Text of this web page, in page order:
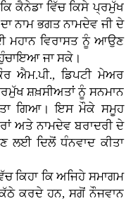
ਕੈਨੇਡਾ ਵਿੱਚ ਕਿਸੇ ਪ੍ਰਮੁੱਖ
ਨਾਮ ਭਗਤ ਨਾਮਦੇਵ ਜੀ ਦੇ
ਮਹਾਨ ਵਿਰਾਸਤ ਨੂੰ ਆਉਣ
ਜਾ ਸਕੇ।
ਐਮ.ਪੀ., ਡਿਪਟੀ ਮੇਅਰ
ਸ਼ਖ਼ਸੀਅਤਾਂ ਨੂੰ ਸਨਮਾਨ
ਗਿਆ। ਇਸ ਮੌਕੇ ਸਮੂਹ
ਅਤੇ ਨਾਮਦੇਵ ਬਰਾਦਰੀ ਦੇ
ਲਈ ਦਿਲੋਂ ਧੰਨਵਾਦ ਕੀਤਾ
ਕਿਹਾ ਕਿ ਅਜਿਹੇ ਸਮਾਗਮ
ਕਰਦੇ ਹਨ, ਸਗੋਂ ਨੌਜਵਾਨ